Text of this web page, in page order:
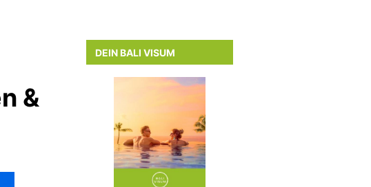
&
DEIN BALI VISUM